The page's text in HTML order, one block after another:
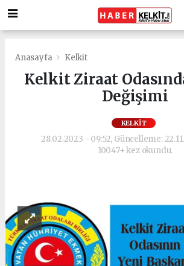
Anasayfa Kelkit
Kelkit Ziraat
Değişimi
KELKIT
28.02.2023 - 09:52, Güncelleme:
10047+ kez okundu.